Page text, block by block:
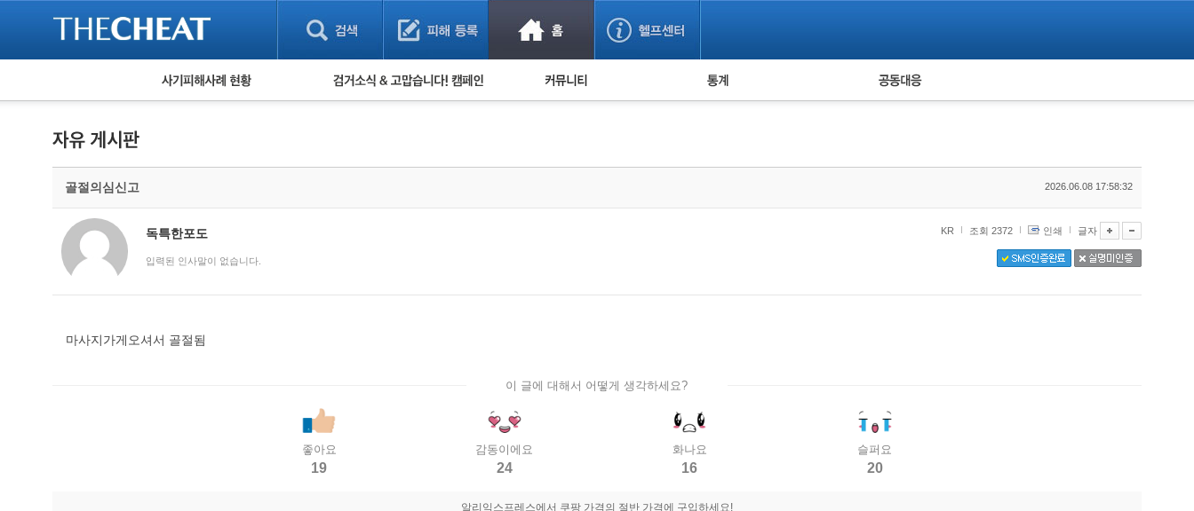
피해사례 현황
유해사이트 목록
비공개 피해사례
검거 소식 사기 예방했어요! 누적 피해사례 통계 피해자 공동대응
골절의심신고 2026.06.08 17:58:32
독특한포도
입력된 인사말이 없습니다.
KR 조회 2372 인쇄 글자
마사지가게오셔서 골절됨
이 글에 대해서 어떻게 생각하세요?
좋아요
19
감동이에요
24
화나요
16
슬퍼요
20
알리익스프레스에서 쿠팡 가격의 절반 가격에 구입하세요!